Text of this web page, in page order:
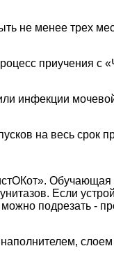
не менее трех
приучения с
инфекции
на весь срок
Если
подрезать -